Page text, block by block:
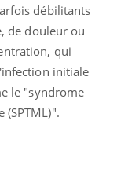
débilitants
de douleur ou
qui
initiale
le "syndrome